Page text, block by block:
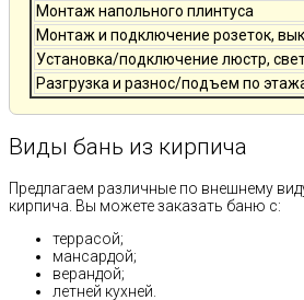
Монтаж напольного плинтуса
Монтаж и подключение розеток,
Установка/подключение люстр,
Разгрузка и разнос/подъем по
Виды бань из кирпича
Предлагаем различные по внешнему
кирпича. Вы можете заказать баню с:
террасой;
мансардой;
верандой;
летней кухней.